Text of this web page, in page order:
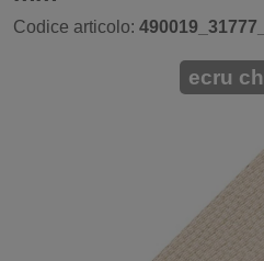
Codice articolo:
ecru